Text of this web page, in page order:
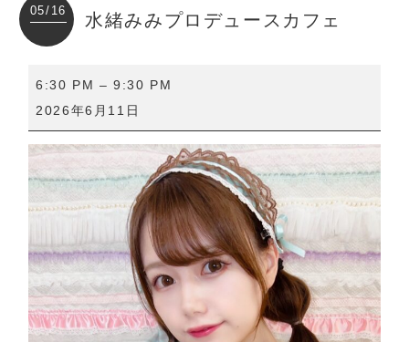
05/16 水緒みみプロデュースカフェ
み
み
プ
ロ
ュ
ス
カ
6:30 PM –9:30 PM
2026年6月11日